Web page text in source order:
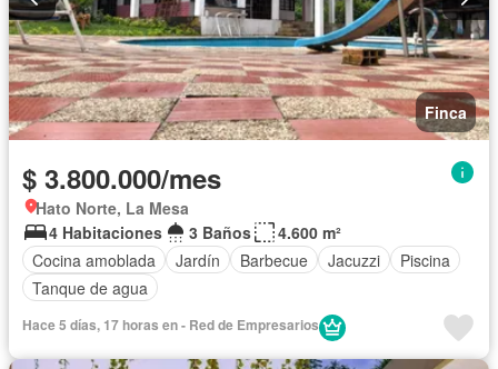
Finca
$ 3.800.000/mes
Hato Norte, La Mesa
4 Habitaciones
3 Baños
4.600 m²
Cocina amoblada
Jardín Barbecue Jacuzzi
Piscina
Tanque de agua
Hace 5 días, 17 horas en - Red de Empresarios